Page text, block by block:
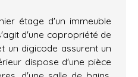
étage d'un immeuble
d'une copropriété de
un digicode assurent un
dispose d'une pièce